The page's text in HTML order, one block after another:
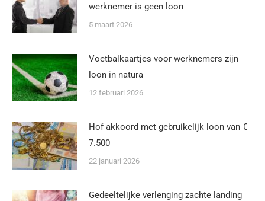
werknemer is geen loon
5 maart 2026
Voetbalkaartjes voor werknemers zijn
loon in natura
12 februari 2026
Hof akkoord met gebruikelijk loon van €
7.500
22 januari 2026
Gedeeltelijke verlenging zachte landing